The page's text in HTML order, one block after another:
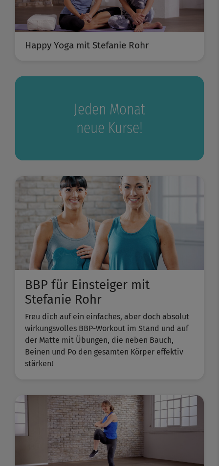
Happy Yoga mit Stefanie Rohr
Jeden Monat
neue Kurse!
BBP für Einsteiger mit
Stefanie Rohr
Freu dich auf ein einfaches, aber doch absolut
wirkungsvolles BBP-Workout im Stand und auf
der Matte mit Übungen, die neben Bauch,
Beinen und Po den gesamten Körper effektiv
stärken!